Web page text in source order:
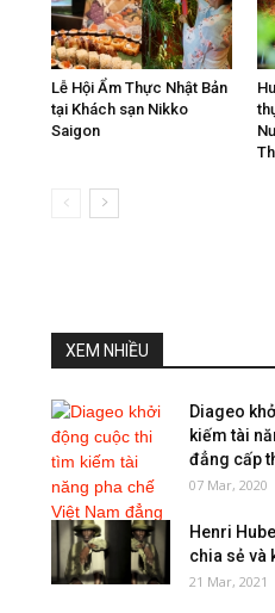
Lễ Hội Ẩm Thực Nhật Bản
tại Khách sạn Nikko
Saigon
XEM NHIỀU
Diageo
kiếm tài
đẳng cấp
07 Mar, 2020
Henri
chia sẻ và
21 Mar, 2021